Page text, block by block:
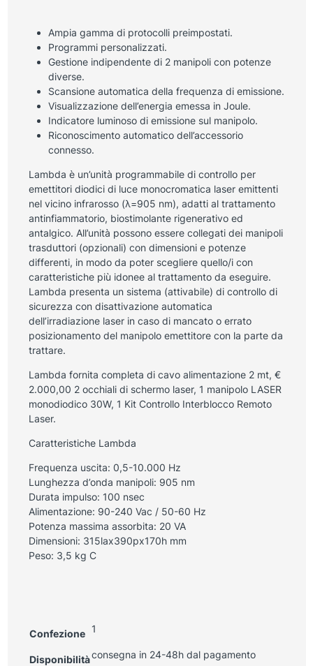
Ampia gamma di protocolli preimpostati.
Programmi personalizzati.
Gestione indipendente di 2 manipoli con potenze
diverse.
Scansione automatica della frequenza di emissione.
Visualizzazione dell’energia emessa in Joule.
Indicatore luminoso di emissione sul manipolo.
Riconoscimento automatico dell’accessorio
connesso.
Lambda è un’unità programmabile di controllo per
emettitori diodici di luce monocromatica laser emittenti
nel vicino infrarosso (λ=905 nm), adatti al trattamento
antinfiammatorio, biostimolante rigenerativo ed
antalgico. All’unità possono essere collegati dei manipoli
trasduttori (opzionali) con dimensioni e potenze
differenti, in modo da poter scegliere quello/i con
caratteristiche più idonee al trattamento da eseguire.
Lambda presenta un sistema (attivabile) di controllo di
sicurezza con disattivazione automatica
dell’irradiazione laser in caso di mancato o errato
posizionamento del manipolo emettitore con la parte da
trattare.
Lambda fornita completa di cavo alimentazione 2 mt, €
2.000,00 2 occhiali di schermo laser, 1 manipolo LASER
monodiodico 30W, 1 Kit Controllo Interblocco Remoto
Laser.
Caratteristiche Lambda
Frequenza uscita: 0,5-10.000 Hz
Lunghezza d’onda manipoli: 905 nm
Durata impulso: 100 nsec
Alimentazione: 90-240 Vac / 50-60 Hz
Potenza massima assorbita: 20 VA
Dimensioni: 315lax390px170h mm
Peso: 3,5 kg C
Confezione 1
Disponibilitàconsegna in 24-48h dal pagamento